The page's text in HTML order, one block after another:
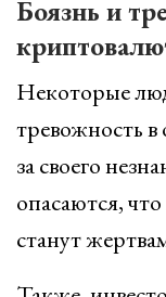
Боязнь и
Некоторые
тревожность
за своего
опасаются,
станут